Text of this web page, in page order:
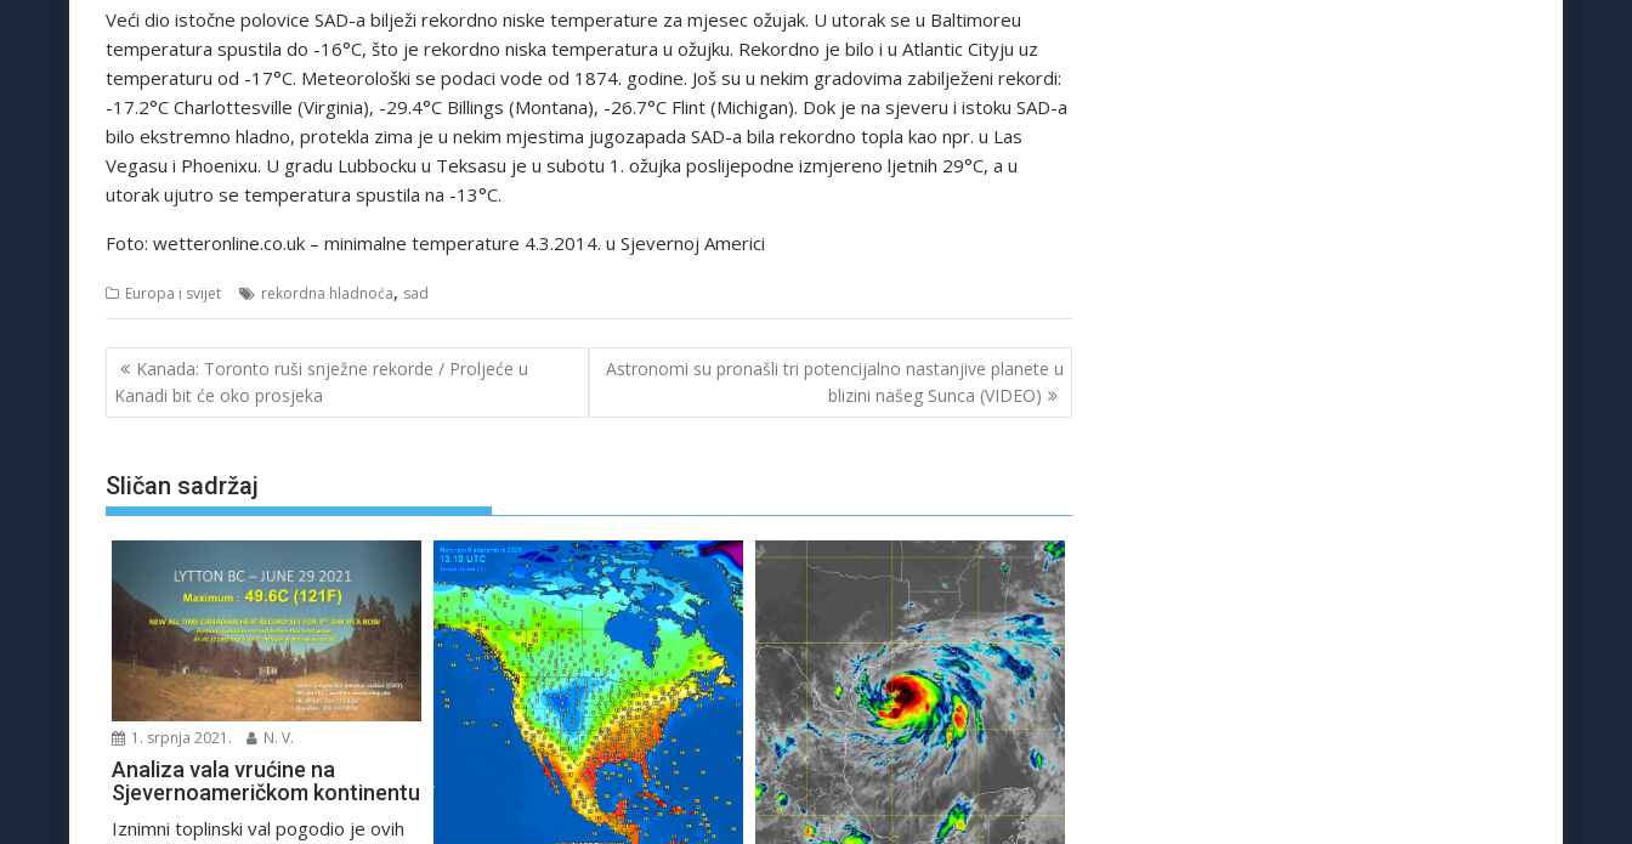
Veći dio istočne polovice SAD-a bilježi rekordno niske temperature za mjesec ožujak. U utorak se u Baltimoreu
temperatura spustila do -16°C, što je rekordno niska temperatura u ožujku. Rekordno je bilo i u Atlantic Cityju uz
temperaturu od -17°C. Meteorološki se podaci vode od 1874. godine. Još su u nekim gradovima zabilježeni rekordi:
-17.2°C Charlottesville (Virginia), -29.4°C Billings (Montana), -26.7°C Flint (Michigan). Dok je na sjeveru i istoku SAD-a
bilo ekstremno hladno, protekla zima je u nekim mjestima jugozapada SAD-a bila rekordno topla kao npr. u Las
Vegasu i Phoenixu. U gradu Lubbocku u Teksasu je u subotu 1. ožujka poslijepodne izmjereno ljetnih 29°C, a u
utorak ujutro se temperatura spustila na -13°C.
Foto: wetteronline.co.uk – minimalne temperature 4.3.2014. u Sjevernoj Americi
Europa i svijet rekordna hladnoća, sad
Navigacija
objava
Kanada: Toronto ruši snježne rekorde / Proljeće u
Kanadi bit će oko prosjeka
Astronomi su pronašli tri potencijalno nastanjive planete u
blizini našeg Sunca (VIDEO)
Sličan sadržaj
1. srpnja 2021. N. V.
Analiza vala vrućine na
Sjevernoameričkom kontinentu
Iznimni toplinski val pogodio je ovih